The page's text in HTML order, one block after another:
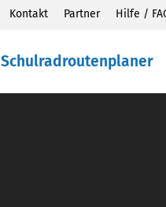
Kontakt Partner Hilfe /
Schulradroutenplaner